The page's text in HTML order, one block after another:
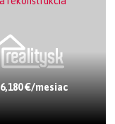
6,180 €/mesiac